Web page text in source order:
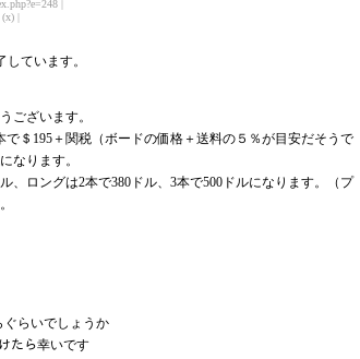
|
(x) |
ています。
ございます。
＄195＋関税（ボードの価格＋送料の５％が目安だそうで
なります。
、ロングは2本で380ドル、3本で500ドルになります。（プ
ぐらいでしょうか
たら幸いです